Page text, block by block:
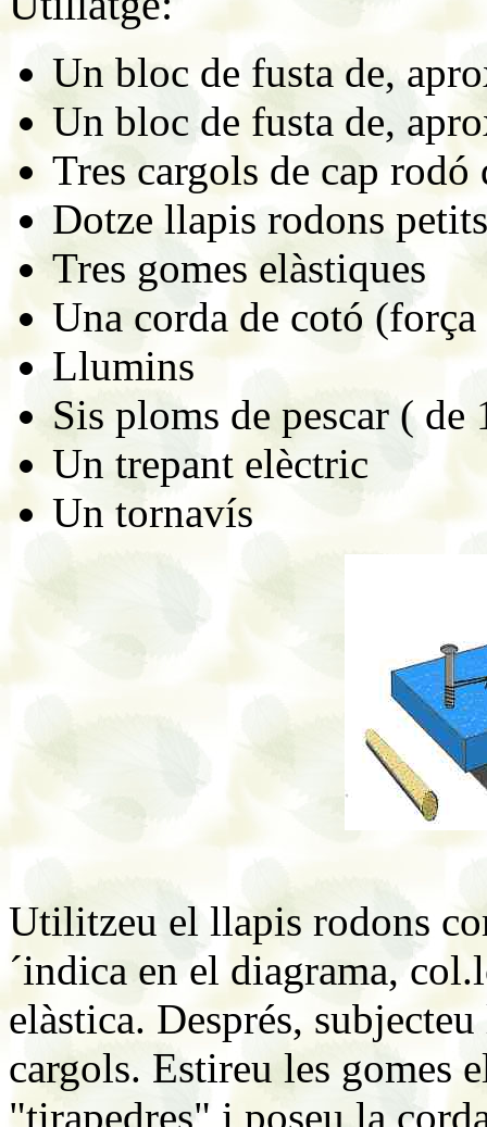
Un bloc de fusta de,
Un bloc de fusta de,
Tres cargols de cap rodó
Dotze llapis rodons petits
Tres gomes elàstiques
Una corda de cotó
Llumins
Sis ploms de pescar ( de
Un trepant elèctric
Un tornavís
Utilitzeu el llapis rodons
´indica en el diagrama,
elàstica. Després,
cargols. Estireu les gomes
"tirapedres" i poseu la